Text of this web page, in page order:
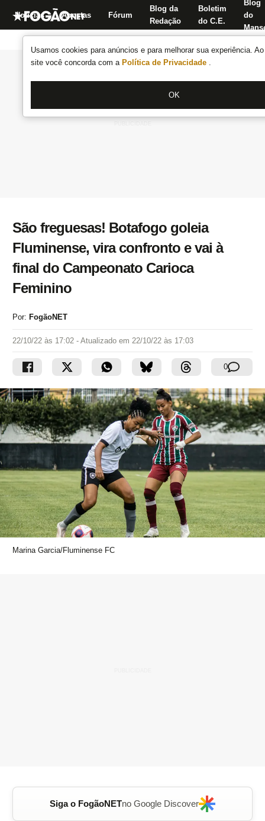
Usamos cookies para anúncios e para melhorar sua experiência.
site você concorda com a Política de Privacidade .
OK
Notícias Apostas Fórum
Blog da
Redação
Boletim
do C.E.
Blog
do
São freguesas! Botafogo goleia
Fluminense, vira confronto e vai à
final do Campeonato Carioca
Feminino
Por: FogãoNET
22/10/22 às 17:02 - Atualizado em 22/10/22 às 17:03
0
Marina Garcia/Fluminense FC
Siga o FogãoNETno Google Discover